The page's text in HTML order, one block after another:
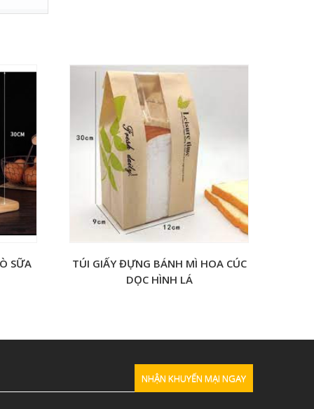
SỮA
TÚI GIẤY ĐỰNG BÁNH MÌ HOA CÚC
DỌC HÌNH LÁ